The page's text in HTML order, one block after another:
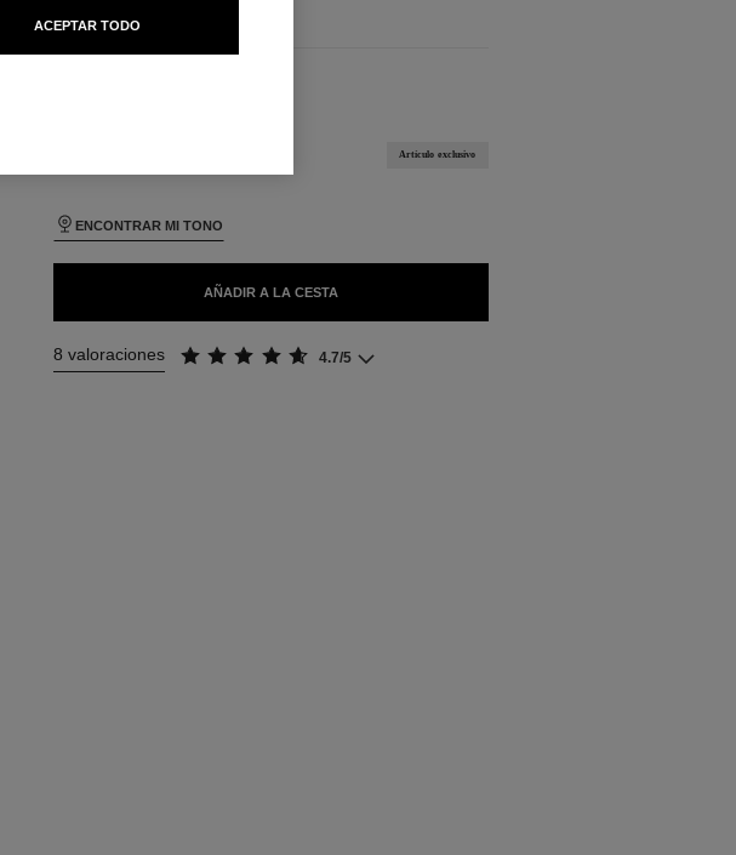
Artículo exclusivo
ENCONTRAR MI TONO
AÑADIR A LA CESTA
8 valoraciones 4.7/5
ACEPTAR TODO